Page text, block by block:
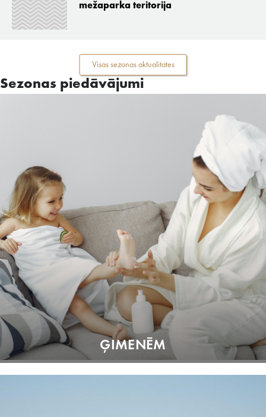
mežaparka teritorija
Visas sezonas aktualitates
Sezonas piedāvājumi
ĢIMENĒM